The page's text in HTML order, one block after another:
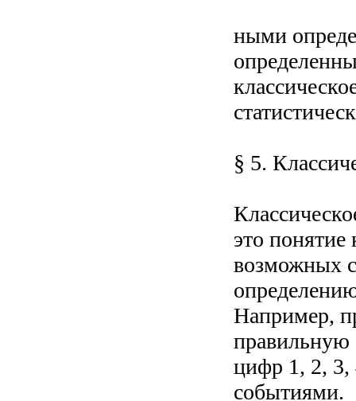
ными
§ 5.
это
возможных
Например,
правильную
цифр 1, 2, 3,
событиями.